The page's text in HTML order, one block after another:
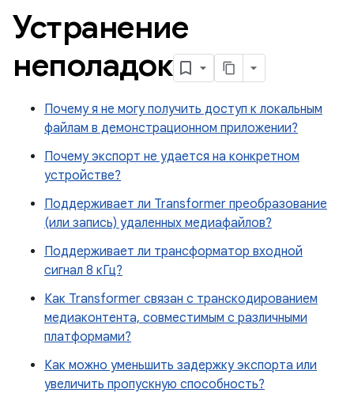
Устранение
неполадок
Почему я не могу получить доступ к локальным
файлам в демонстрационном приложении?
Почему экспорт не удается на конкретном
устройстве?
Поддерживает ли Transformer преобразование
(или запись) удаленных медиафайлов?
Поддерживает ли трансформатор входной
сигнал 8 кГц?
Как Transformer связан с транскодированием
медиаконтента, совместимым с различными
платформами?
Как можно уменьшить задержку экспорта или
увеличить пропускную способность?